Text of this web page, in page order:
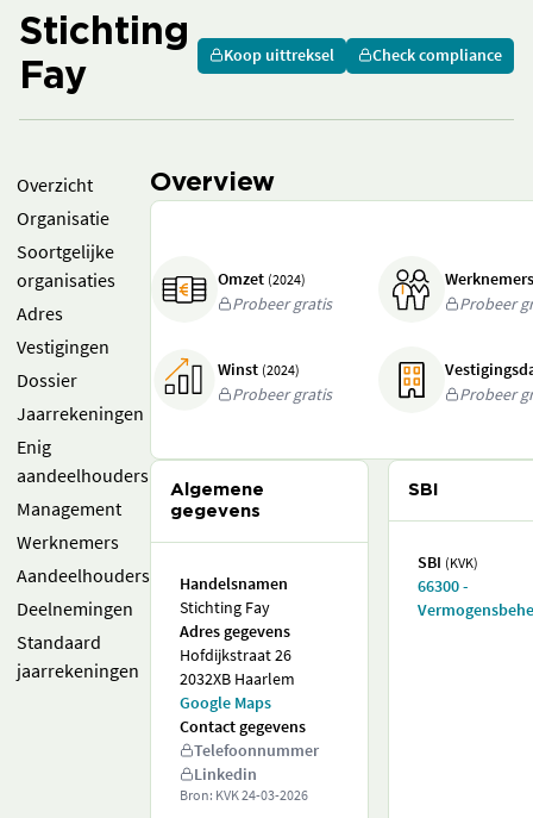
Stichting
Fay
Koop uittreksel Check compliance
Overzicht
Organisatie
Soortgelijke
organisaties
Adres
Vestigingen
Dossier
Jaarrekeningen
Enig
aandeelhouders
Management
Werknemers
Aandeelhouders
Deelnemingen
Standaard
jaarrekeningen
Overview
Omzet (2024)
Probeer gratis
Probeer
Winst (2024)
Probeer gratis
Probeer
Algemene
gegevens
Handelsnamen
Stichting Fay
Adres gegevens
Hofdijkstraat 26
2032XB Haarlem
Google Maps
Contact gegevens
Telefoonnummer
Linkedin
Bron: KVK24-03-2026
SBI
SBI (KVK)
66300 -